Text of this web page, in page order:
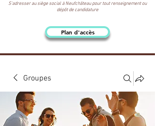
S'adresser au siège social à Neufchâteau pour tout renseignement ou
dépôt de candidature
Plan d'accès
Groupes